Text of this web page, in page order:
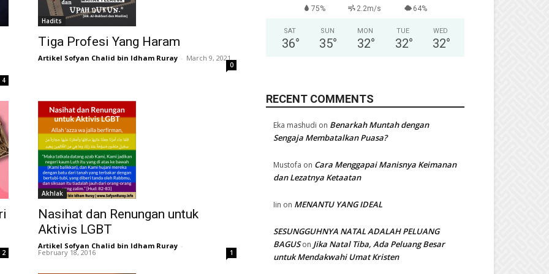
4
Hadits
Tiga Profesi Yang Haram
Artikel Sofyan Chalid bin Idham Ruray - March 9, 2021
0
2
Akhlak
Nasihat dan Renungan untuk
Aktivis LGBT
Artikel Sofyan Chalid bin Idham Ruray -
February 18, 2016 1
75% 2.2m/s 64%
SAT
36°
SUN
35°
MON
32°
TUE
32°
WED
32°
RECENT COMMENTS
Eka mashudi on Benarkah Muntah dengan
Sengaja Membatalkan Puasa?
Mustofa on Cara Menggapai Manisnya Keimanan
dan Lezatnya Ketaatan
Iin on MENANTU YANG IDEAL
SESUNGGUHNYA NATAL ADALAH PELUANG
BAGUSon Jika Natal Tiba, Ada Peluang Besar
untuk Mendakwahi Umat Kristen